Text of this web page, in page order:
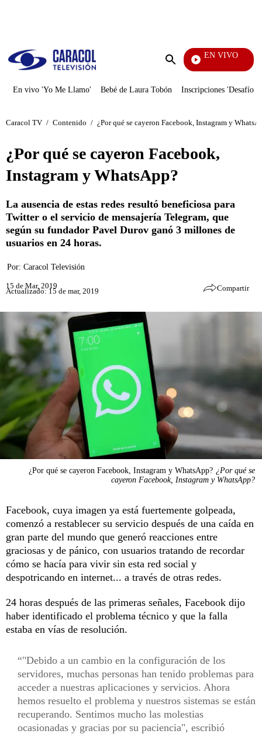
Enviar
EN VIVO
Día A Día
En vivo 'Yo Me Llamo' Bebé de Laura Tobón Inscripciones 'Desafío'
Caracol TV / Contenido / ¿Por qué se cayeron Facebook, Instagram y
¿Por qué se cayeron Facebook,
Instagram y WhatsApp?
La ausencia de estas redes resultó beneficiosa para
Twitter o el servicio de mensajería Telegram, que
según su fundador Pavel Durov ganó 3 millones de
usuarios en 24 horas.
Por: Caracol Televisión
15 de Mar, 2019
Actualizado: 15 de mar, 2019 Compartir
¿Por qué se cayeron Facebook, Instagram y WhatsApp? ¿Por qué se
cayeron Facebook, Instagram y WhatsApp?
Facebook, cuya imagen ya está fuertemente golpeada,
comenzó a restablecer su servicio después de una caída en
gran parte del mundo que generó reacciones entre
graciosas y de pánico, con usuarios tratando de recordar
cómo se hacía para vivir sin esta red social y
despotricando en internet... a través de otras redes.
24 horas después de las primeras señales, Facebook dijo
haber identificado el problema técnico y que la falla
estaba en vías de resolución.
"Debido a un cambio en la configuración de los
servidores, muchas personas han tenido problemas para
acceder a nuestras aplicaciones y servicios. Ahora
hemos resuelto el problema y nuestros sistemas se están
recuperando. Sentimos mucho las molestias
ocasionadas y gracias por su paciencia", escribió